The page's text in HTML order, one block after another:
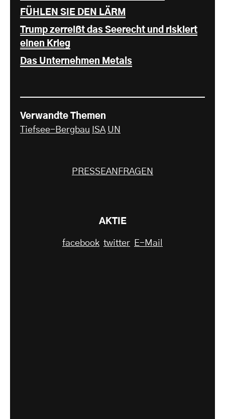
FÜHLEN SIE DEN LÄRM
Trump zerreißt das Seerecht und riskiert
einen Krieg
Das Unternehmen Metals
Verwandte Themen
Tiefsee-Bergbau
ISA UN
PRESSEANFRAGEN
AKTIE
facebook twitter E-Mail